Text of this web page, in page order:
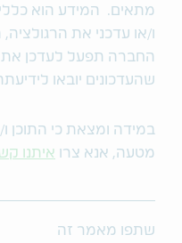
מתאים. המידע הוא
ו/או עדכני את הרגולציה,
החברה תפעל לעדכן את
שהעדכונים יובאו
במידה ומצאת כי התוכן
מטעה, אנא צרו איתנו
שתפו מאמר זה